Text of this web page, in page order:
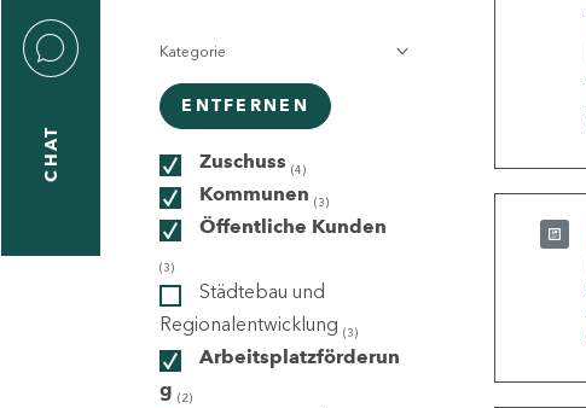
CHAT
Kategorie
ENTFERNEN
Zuschuss (4)
Kommunen (3)
Öffentliche Kunden
(3)
Städtebau und
Regionalentwicklung (3)
Arbeitsplatzförderun
g (2)